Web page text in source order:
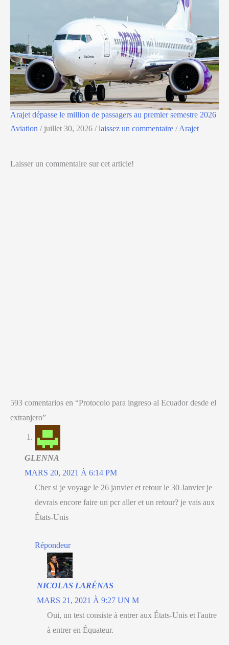
Arajet dépasse le million de passagers au premier semestre 2026
Aviation / juillet 30, 2026 /laissez un commentaire /Arajet
Laisser un commentaire sur cet article!
593 comentarios en “Protocolo para ingreso al Ecuador desde el
extranjero”
GLENNA
MARS 20, 2021 À 6:14 PM
Cher si je voyage le 26 janvier et retour le 30 Janvier je
devrais encore faire un pcr aller et un retour? je vais aux
États-Unis
Répondeur
NICOLAS LARÉNAS
MARS 21, 2021 À 9:27 UN M
Oui, un test consiste à entrer aux États-Unis et l'autre
à entrer en Équateur.